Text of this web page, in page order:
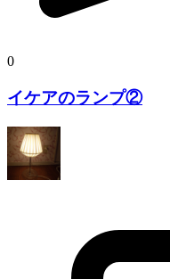
0
イケアのランプ②